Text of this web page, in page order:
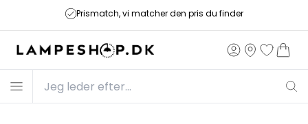
Prismatch, vi matcher den pris du finder